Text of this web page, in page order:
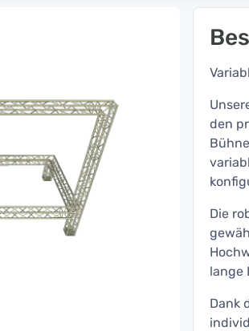
den
Die
lange
Dank